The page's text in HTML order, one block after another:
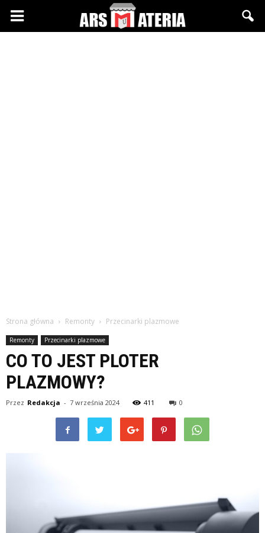
Arsmateria.pl
Strona główna Remonty Przecinarki plazmowe
Remonty Przecinarki plazmowe
CO TO JEST PLOTER
PLAZMOWY?
Przez Redakcja - 7 września 2024 411 0